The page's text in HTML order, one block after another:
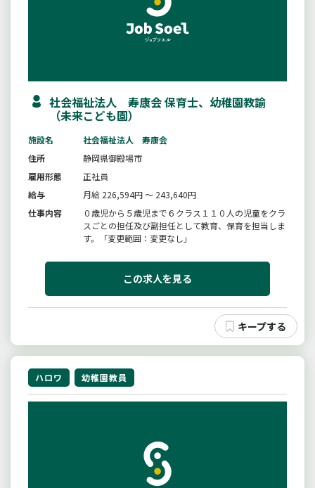
社会福祉法人 寿康会 保育士、幼稚園教諭
（未来こども園）
施設名
社会福祉法人 寿康会
住所
静岡県御殿場市
雇用形態
正社員
給与
月給 226,594円 ～ 243,640円
仕事内容
０歳児から５歳児まで６クラス１１０人の児童をクラ
スごとの担任及び副担任として教育、保育を担当しま
す。「変更範囲：変更なし」
この求人を見る
ハロワ 幼稚園教員